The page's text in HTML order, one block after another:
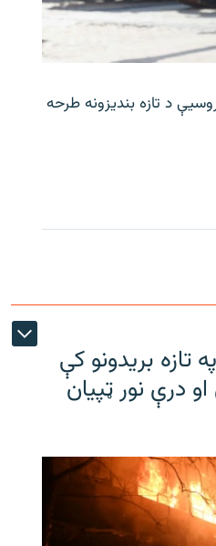
د تازه بندیزونه طرحه
تازه بریدونو کې
درې نور ټپیان